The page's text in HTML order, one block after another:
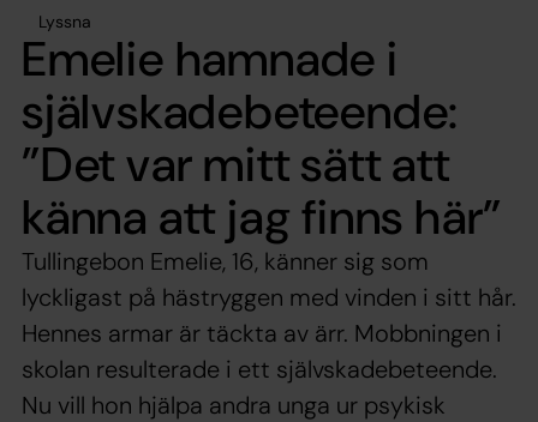
Lyssna
Emelie hamnade i
självskadebeteende:
”Det var mitt sätt att
känna att jag finns här”
Tullingebon Emelie, 16, känner sig som
lyckligast på hästryggen med vinden i sitt hår.
Hennes armar är täckta av ärr. Mobbningen i
skolan resulterade i ett självskadebeteende.
Nu vill hon hjälpa andra unga ur psykisk